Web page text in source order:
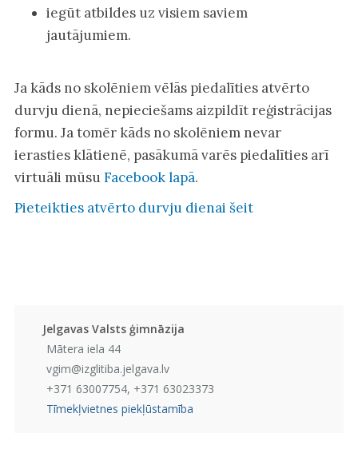
iegūt atbildes uz visiem saviem
jautājumiem.
Ja kāds no skolēniem vēlās piedalīties atvērto
durvju dienā, nepieciešams aizpildīt reģistrācijas
formu. Ja tomēr kāds no skolēniem nevar
ierasties klātienē, pasākumā varēs piedalīties arī
virtuāli mūsuFacebook lapā.
Pieteikties atvērto durvju dienai šeit
Jelgavas Valsts ģimnāzija
Mātera iela 44
vgim@izglitiba.jelgava.lv
+371 63007754, +371 63023373
Tīmekļvietnes piekļūstamība